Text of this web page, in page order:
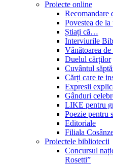
Proiecte online
Recomandare
Povestea de la
Știați că…
Interviurile
Vânătoarea
Duelul cărților
Cuvântul
Cărți care te
Expresii
Gânduri
LIKE pentru
Poezie pentru
Editoriale
Filiala
Proiectele bibliotecii
Concursul
Rosetti”